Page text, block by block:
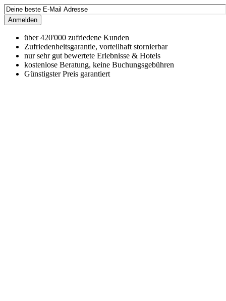
Anmelden
über 420'000 zufriedene Kunden
Zufriedenheitsgarantie, vorteilhaft stornierbar
nur sehr gut bewertete Erlebnisse & Hotels
kostenlose Beratung, keine Buchungsgebühren
Günstigster Preis garantiert